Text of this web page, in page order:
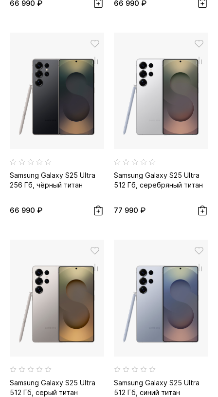
66 990 ₽ 66 990 ₽
Samsung Galaxy S25 Ultra
256 Гб, чёрный титан
66 990 ₽
Samsung Galaxy S25 Ultra
512 Гб, серебряный титан
77 990 ₽
Samsung Galaxy S25 Ultra
512 Гб, серый титан
Samsung Galaxy S25 Ultra
512 Гб, синий титан